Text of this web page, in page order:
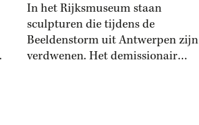
In het Rijksmuseum staan
sculpturen die tijdens de
Beeldenstorm uit Antwerpen zijn
verdwenen. Het demissionair